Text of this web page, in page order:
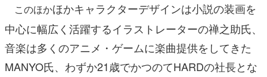
このほかほかキャラクターデザインは小説の装画を
中心に幅広く活躍するイラストレーターの禅之助氏、
音楽は多くのアニメ・ ゲームに楽曲提供をしてきた
MANYO氏、わずか21歳でかつのてHARDの社長とな